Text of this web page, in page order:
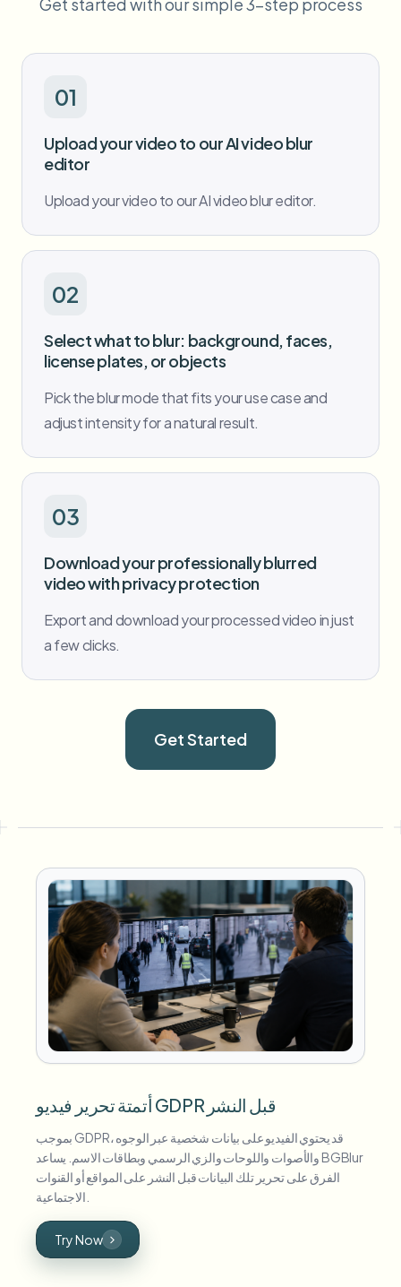
ذكاء الفيديو
طمس فيديوهات بالجملة
عالج عدة فيديوهات دفعة واحدة
مناطق المؤسسات والسياسات والمراجعة
API & SDK
أتمتة التحميلات والمهام وخطافات الويب
نموذج الاتصال
إزالة الخلفية بالجملة
01
Upload your video to our AI video blur
editor
Upload your video to our AI video blur editor.
02
Select what to blur: background, faces,
license plates, or objects
Pick the blur mode that fits your use case and
adjust intensity for a natural result.
03
Download your professionally blurred
video with privacy protection
Export and download your processed video in just
a few clicks.
Get Started
أتمتة تحرير فيديو GDPR قبل النشر
بموجب GDPR، قد يحتوي الفيديو على بيانات شخصية عبر الوجوه
والأصوات واللوحات والزي الرسمي وبطاقات الاسم. يساعد BGBlur
الفرق على تحرير تلك البيانات قبل النشر على المواقع أو القنوات
Try Now